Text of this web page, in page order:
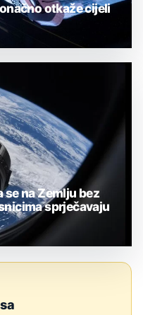
otkaže cijeli
se na Zemlju bez
sprječavaju